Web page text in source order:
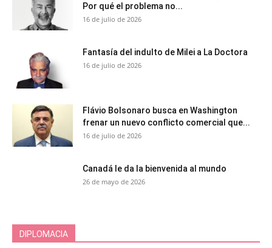
Por qué el problema no...
16 de julio de 2026
Fantasía del indulto de Milei a La Doctora
16 de julio de 2026
Flávio Bolsonaro busca en Washington
frenar un nuevo conflicto comercial que...
16 de julio de 2026
Canadá le da la bienvenida al mundo
26 de mayo de 2026
DIPLOMACIA